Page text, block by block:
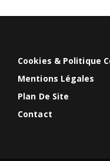
Cookies & Politique
Mentions Légales
Plan De Site
Contact